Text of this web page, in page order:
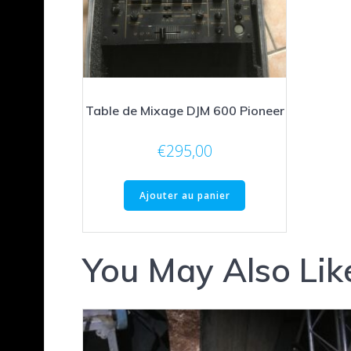
Table de Mixage DJM 600 Pioneer
€295,00
Ajouter au panier
You May Also